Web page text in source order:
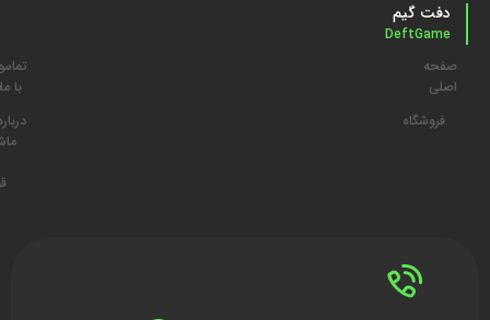
دفت گیم
DeftGame
صفحه
اصلی
فروشگاه
با ما
ما